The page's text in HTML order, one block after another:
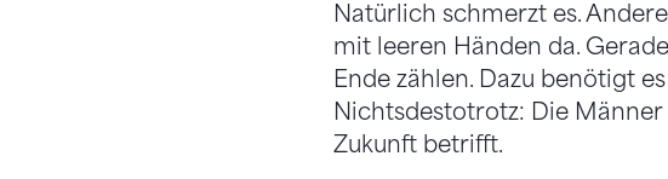
Natürlich schmerzt es.
mit leeren Händen da.
Ende zählen. Dazu benötigt
Nichtsdestotrotz: Die
Zukunft betrifft.